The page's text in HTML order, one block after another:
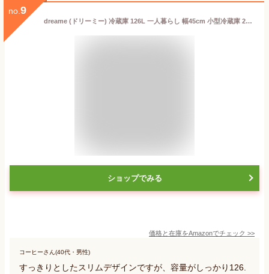
no. 9
dreame (ドリーミー) 冷蔵庫 126L 一人暮らし 幅45cm 小型冷蔵庫 2ドア 右開き 静音設計 コンパクト 省エネ 温度調節可能 LED庫内灯 耐熱天板 DRB120ZMWAJP ホワイト
ショップでみる
価格と在庫をAmazonでチェック >>
コーヒーさん(40代・男性)
すっきりとしたスリムデザインですが、容量がしっかり126.